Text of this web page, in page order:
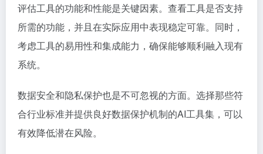
评估工具的功能和性能是关键因素。查看工具是否支持
所需的功能，并且在实际应用中表现稳定可靠。同时，
考虑工具的易用性和集成能力，确保能够顺利融入现有
系统。
数据安全和隐私保护也是不可忽视的方面。选择那些符
合行业标准并提供良好数据保护机制的AI工具集，可以
有效降低潜在风险。